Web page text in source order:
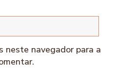
neste navegador para a